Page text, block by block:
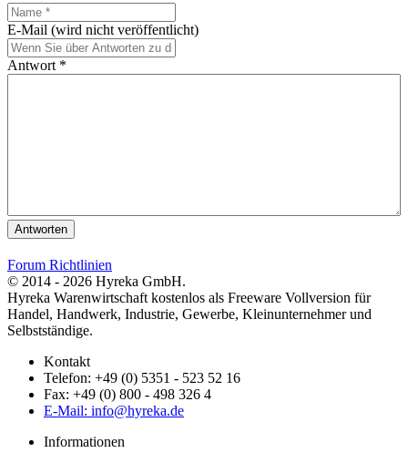
E-Mail (wird nicht veröffentlicht)
Antwort *
Antworten
Forum Richtlinien
© 2014 - 2026 Hyreka GmbH.
Hyreka Warenwirtschaft kostenlos als Freeware Vollversion für
Handel, Handwerk, Industrie, Gewerbe, Kleinunternehmer und
Selbstständige.
Kontakt
Telefon: +49 (0) 5351 - 523 52 16
Fax: +49 (0) 800 - 498 326 4
E-Mail: info@hyreka.de
Informationen